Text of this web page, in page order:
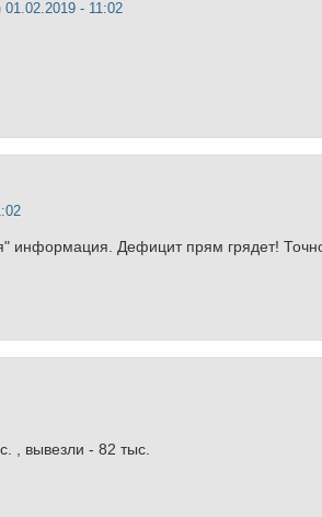
01.02.2019 - 11:02
информация. Дефицит прям грядет!
, вывезли - 82 тыс.